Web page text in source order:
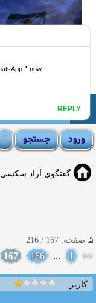
انجمن لوتی ☰
گفتگوی آزاد سکسی
صفحه: 167 / 216
<<
1
...
166
167
کاربر